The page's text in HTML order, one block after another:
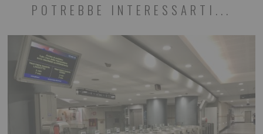
POTREBBE INTERESSARTI...